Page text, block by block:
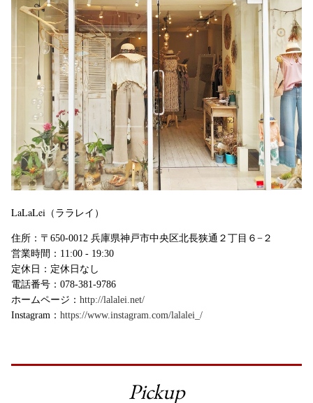
LaLaLei（ララレイ）
住所：〒650-0012 兵庫県神戸市中央区北長狭通２丁目６−２
営業時間：11:00 - 19:30
定休日：定休日なし
電話番号：078-381-9786
ホームページ： http://lalalei.net/
Instagram： https://www.instagram.com/lalalei_/
Pickup